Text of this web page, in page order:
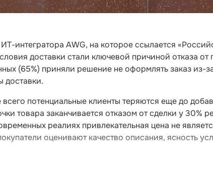
интегратора AWG, на которое ссылается
доставки стали ключевой причиной отказа от
(65%) приняли решение не оформлять заказ из-
доставки.
потенциальные клиенты теряются еще до
товара заканчивается отказом от сделки у 30%
реалиях привлекательная цена не
оценивают качество описания, ясность